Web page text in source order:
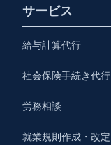
サービス
給与計算代行
社会保険手続き代行
労務相談
就業規則作成・改定